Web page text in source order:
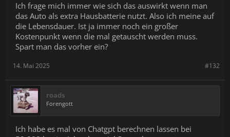
Ich frage mich immer wie sich das auswirkt wenn man
das Auto als extra Hausbatterie nutzt. Also ich meine auf
die Lebensdauer. Ist ja immer noch ein großer
Kostenpunkt wenn die mal getauscht werden muss.
Spart man das vorher ein?
#132
14. Mai 2025
roads
Forengott
Ich habe es mal von Chatgpt berechnen lassen bei